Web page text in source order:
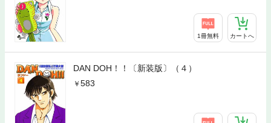
1冊無料 カートへ
DAN DOH！！〔新装版〕（４）
583